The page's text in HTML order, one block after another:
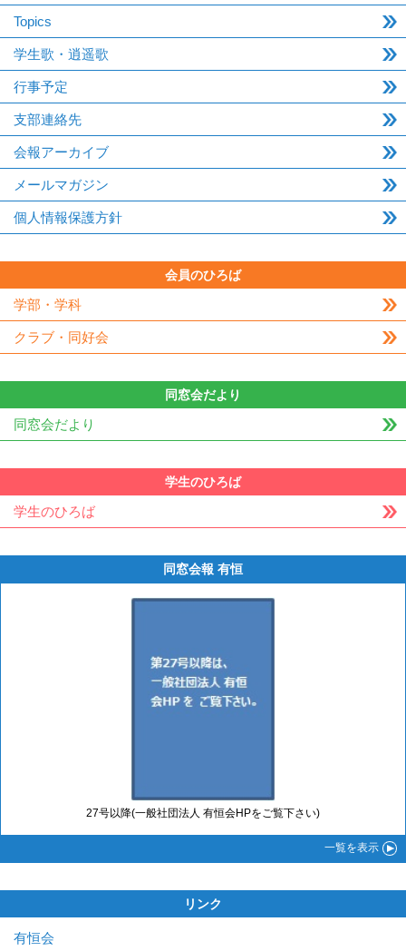
Topics
学生歌・逍遥歌
行事予定
支部連絡先
会報アーカイブ
メールマガジン
個人情報保護方針
会員のひろば
学部・学科
クラブ・同好会
同窓会だより
同窓会だより
学生のひろば
学生のひろば
同窓会報 有恒
27号以降(一般社団法人 有恒会HPをご覧下さい)
一覧を表示
リンク
有恒会